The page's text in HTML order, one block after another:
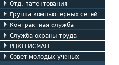
Отд. патентования
Группа компьютерных сетей
Контрактная служба
Служба охраны труда
РЦКП ИСМАН
Совет молодых ученых